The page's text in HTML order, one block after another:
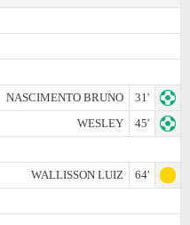
NASCIMENTO BRUNO
31'
WESLEY
45'
WALLISSON LUIZ
64'